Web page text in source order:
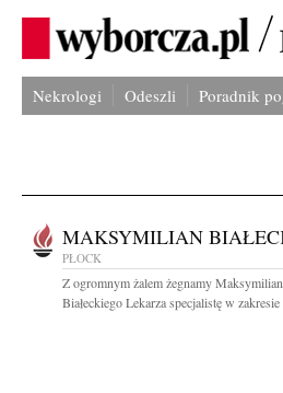
Nekrologi Odeszli Poradnik
MAKSYMILIAN
PŁOCK
Z ogromnym żalem żegnamy
Białeckiego Lekarza specjalistę w